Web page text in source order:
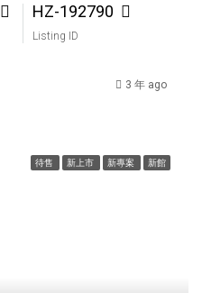
HZ-192790
Listing ID
3 年 ago
待售 新上市 新專案 新館